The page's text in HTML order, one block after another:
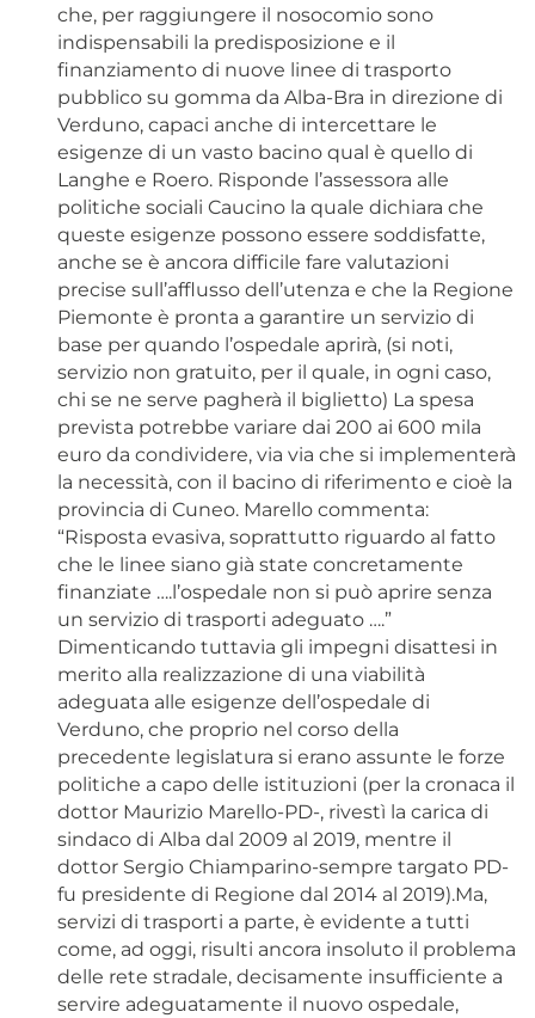
che, per raggiungere il nosocomio sono
indispensabili la predisposizione e il
finanziamento di nuove linee di trasporto
pubblico su gomma da Alba-Bra in direzione di
Verduno, capaci anche di intercettare le
esigenze di un vasto bacino qual è quello di
Langhe e Roero. Risponde l’assessora alle
politiche sociali Caucino la quale dichiara che
queste esigenze possono essere soddisfatte,
anche se è ancora difficile fare valutazioni
precise sull’afflusso dell’utenza e che la Regione
Piemonte è pronta a garantire un servizio di
base per quando l’ospedale aprirà, (si noti,
servizio non gratuito, per il quale, in ogni caso,
chi se ne serve pagherà il biglietto) La spesa
prevista potrebbe variare dai 200 ai 600 mila
euro da condividere, via via che si implementerà
la necessità, con il bacino di riferimento e cioè la
provincia di Cuneo. Marello commenta:
“Risposta evasiva, soprattutto riguardo al fatto
che le linee siano già state concretamente
finanziate ….l’ospedale non si può aprire senza
un servizio di trasporti adeguato ….”
Dimenticando tuttavia gli impegni disattesi in
merito alla realizzazione di una viabilità
adeguata alle esigenze dell’ospedale di
Verduno, che proprio nel corso della
precedente legislatura si erano assunte le forze
politiche a capo delle istituzioni (per la cronaca il
dottor Maurizio Marello-PD-, rivestì la carica di
sindaco di Alba dal 2009 al 2019, mentre il
dottor Sergio Chiamparino-sempre targato PD-
fu presidente di Regione dal 2014 al 2019).Ma,
servizi di trasporti a parte, è evidente a tutti
come, ad oggi, risulti ancora insoluto il problema
delle rete stradale, decisamente insufficiente a
servire adeguatamente il nuovo ospedale,